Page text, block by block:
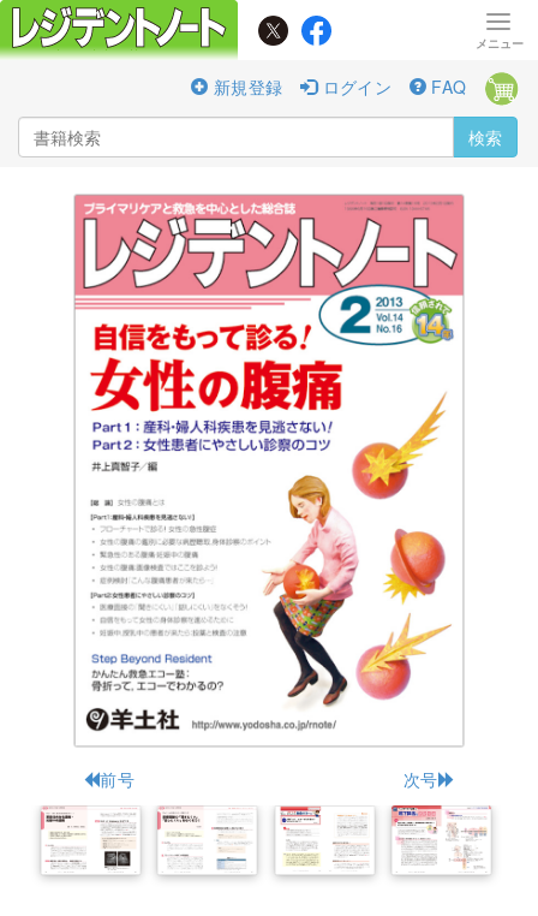
新規登録 ログイン FAQ
検索
前号 次号